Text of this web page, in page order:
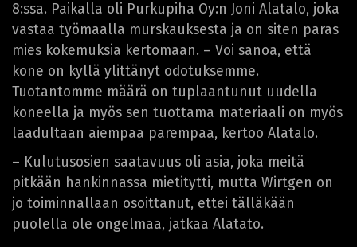
8:ssa. Paikalla oli Purkupiha Oy:n Joni Alatalo, joka
vastaa työmaalla murskauksesta ja on siten paras
mies kokemuksia kertomaan. – Voi sanoa, että
kone on kyllä ylittänyt odotuksemme.
Tuotantomme määrä on tuplaantunut uudella
koneella ja myös sen tuottama materiaali on myös
laadultaan aiempaa parempaa, kertoo Alatalo.
– Kulutusosien saatavuus oli asia, joka meitä
pitkään hankinnassa mietitytti, mutta Wirtgen on
jo toiminnallaan osoittanut, ettei tälläkään
puolella ole ongelmaa, jatkaa Alatato.